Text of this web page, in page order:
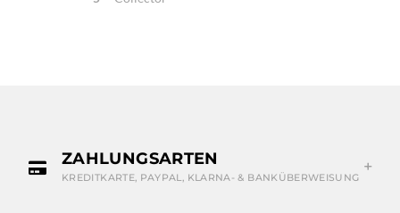
ZAHLUNGSARTEN
KREDITKARTE, PAYPAL, KLARNA- & BANKÜBERWEISUNG